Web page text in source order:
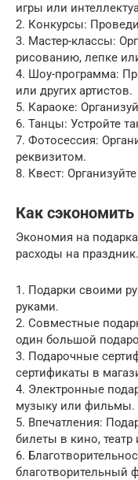
игры или
2. Конкурсы:
3. Мастер-классы:
рисованию, лепке
4. Шоу-программа:
или других артистов.
5. Караоке:
6. Танцы: Устройте
7. Фотосессия:
реквизитом.
8. Квест:
Как
Экономия на
расходы на праздник.
1. Подарки своими
руками.
2. Совместные
один большой
3. Подарочные
сертификаты в
4. Электронные
музыку или фильмы.
5. Впечатления:
билеты в кино, театр
6.
благотворительный